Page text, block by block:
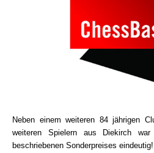
Neben einem weiteren 84 jährigen
weiteren Spielern aus Diekirch
beschriebenen Sonderpreises eindeutig!